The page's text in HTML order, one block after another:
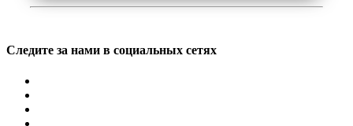
Следите за нами в социальных сетях